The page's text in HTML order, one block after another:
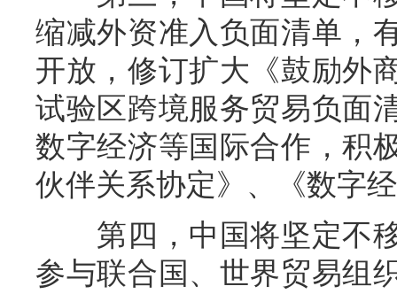
缩减外资准入负面清单，
开放，修订扩大《鼓励外
试验区跨境服务贸易负面
数字经济等国际合作，积
伙伴关系协定》、《数字
第四，中国将坚定不移
参与联合国、世界贸易组